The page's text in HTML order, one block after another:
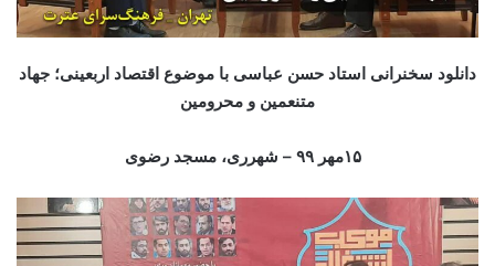
دانلود سخنرانی استاد حسن عباسی با موضوع اقتصاد اربعینی؛ جهاد
متنعمین و محرومین
۹۹ – شهرری، مسجد رضوی